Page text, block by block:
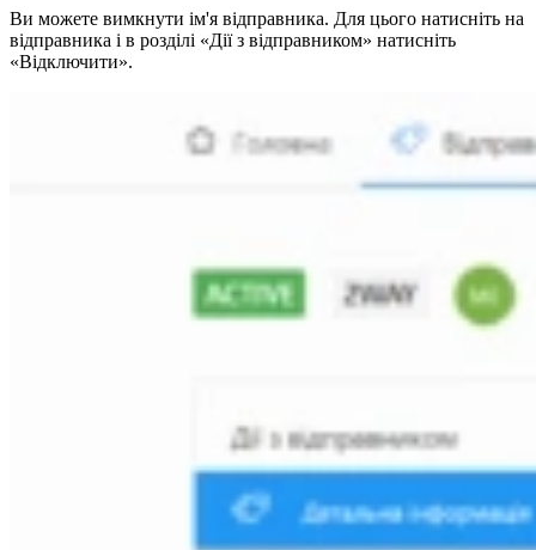
Ви можете вимкнути ім'я відправника. Для цього натисніть на
відправника і в розділі «Дії з відправником» натисніть
«Відключити».